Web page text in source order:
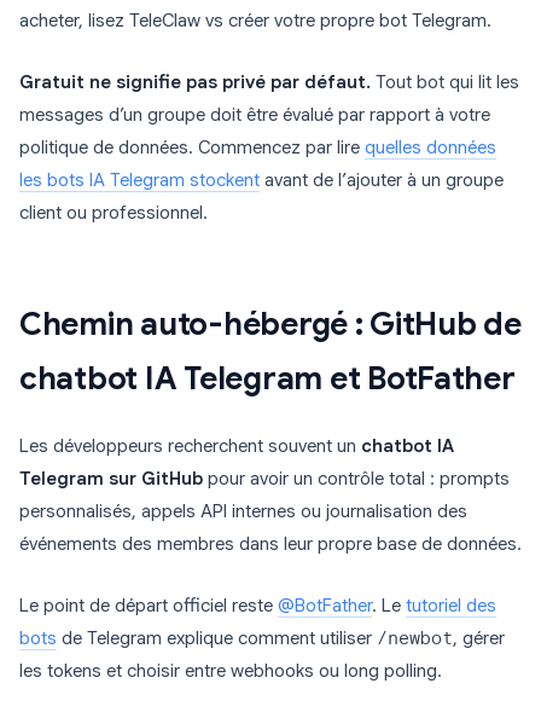
acheter, lisez TeleClaw vs créer votre propre bot Telegram.
Gratuit ne signifie pas privé par défaut. Tout bot qui lit les
messages d’un groupe doit être évalué par rapport à votre
politique de données. Commencez par lire quelles données
les bots IA Telegram stockent avant de l’ajouter à un groupe
client ou professionnel.
Chemin auto-hébergé : GitHub de
chatbot IA Telegram et BotFather
Les développeurs recherchent souvent un chatbot IA
Telegram sur GitHub pour avoir un contrôle total : prompts
personnalisés, appels API internes ou journalisation des
événements des membres dans leur propre base de données.
Le point de départ officiel reste @BotFather. Le tutoriel des
bots de Telegram explique comment utiliser /newbot, gérer
les tokens et choisir entre webhooks ou long polling.